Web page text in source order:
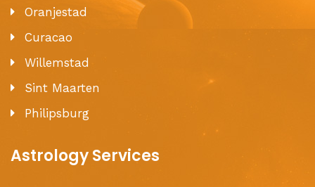
Oranjestad
Curacao
Willemstad
Sint Maarten
Philipsburg
Astrology Services